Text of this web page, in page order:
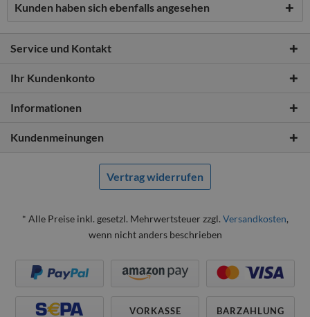
Kunden haben sich ebenfalls angesehen
Service und Kontakt
Ihr Kundenkonto
Informationen
Kundenmeinungen
Vertrag widerrufen
* Alle Preise inkl. gesetzl. Mehrwertsteuer zzgl. Versandkosten,
wenn nicht anders beschrieben
VORKASSE BARZAHLUNG